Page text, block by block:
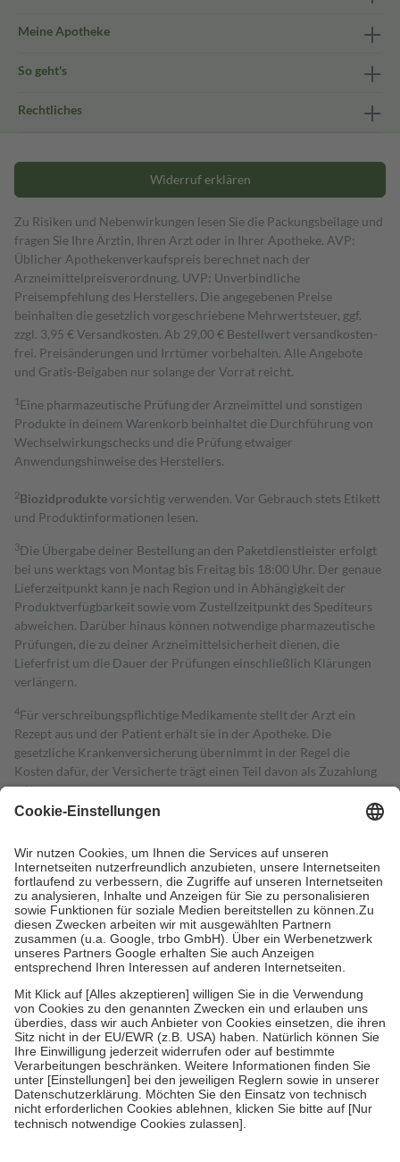
Meine Apotheke
So geht's
Rechtliches
Widerruf erklären
Zu Risiken und Nebenwirkungen lesen Sie die Packungsbeilage und
fragen Sie Ihre Ärztin, Ihren Arzt oder in Ihrer Apotheke. AVP:
Üblicher Apothekenverkaufspreis berechnet nach der
Arzneimittelpreisverordnung. UVP: Unverbindliche
Preisempfehlung des Herstellers. Die angegebenen Preise
beinhalten die gesetzlich vorgeschriebene Mehrwertsteuer, ggf.
zzgl. 3,95 € Versandkosten. Ab 29,00 € Bestell­wert versand­kosten­
frei. Preisänderungen und Irrtümer vorbehalten. Alle Angebote
und Gratis-Beigaben nur solange der Vorrat reicht.
1 Eine pharmazeutische Prüfung der Arzneimittel und sonstigen
Produkte in deinem Warenkorb beinhaltet die Durchführung von
Wechselwirkungschecks und die Prüfung etwaiger
Anwendungshinweise des Herstellers.
2Biozidproduktevorsichtig verwenden. Vor Gebrauch stets Etikett
und Produktinformationen lesen.
3Die Übergabe deiner Bestellung an den Paketdienstleister erfolgt
bei uns werktags von Montag bis Freitag bis 18:00 Uhr. Der genaue
Lieferzeitpunkt kann je nach Region und in Abhängigkeit der
Produktverfügbarkeit sowie vom Zustellzeitpunkt des Spediteurs
abweichen. Darüber hinaus können notwendige pharmazeutische
Prüfungen, die zu deiner Arzneimittelsicherheit dienen, die
Lieferfrist um die Dauer der Prüfungen einschließlich Klärungen
verlängern.
4Für verschreibungspflichtige Medikamente stellt der Arzt ein
Rezept aus und der Patient erhält sie in der Apotheke. Die
gesetzliche Krankenversicherung übernimmt in der Regel die
Kosten dafür, der Versicherte trägt einen Teil davon als Zuzahlung
mit.
Grundsätzlich leisten Mitglieder Zuzahlungen in Höhe von zehn
höchstens zehn Euro.
Es sind jedoch nie mehr als die tatsächlichen
Kosten der Leistung zu entrichten.
Diese Regeln gelten grundsätzlich auch für Online-Apotheken.
Bei Heilmitteln und häuslicher Krankenpflege beträgt die
Zuzahlung zehn Prozent der Kosten sowie zehn Euro je
Verordnung.
Um das Engagement der Versicherten für ihre eigene Gesundheit zu
stärken und die besondere Stellung der Familie zu unterstützen,
fallenkeine Zuzahlungenan bei:
• Kindern und Jugendlichen bis zum vollendeten 18. Lebensjahr
mit Ausnahme der Fahrkosten
• Untersuchungen zur Vorsorge und Früherkennung, die von der
GKV getragen werden
• empfohlenen Schutzimpfungen
• Harn- und Blutteststreifen